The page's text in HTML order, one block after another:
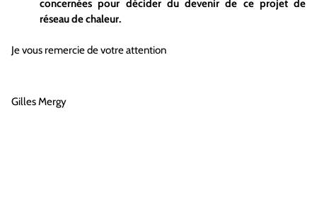
concernées pour décider du devenir de ce projet de
réseau de chaleur.
Je vous remercie de votre attention
Gilles Mergy